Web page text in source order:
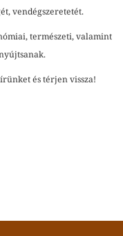
vendégszeretetét.
természeti, valamint
és térjen vissza!